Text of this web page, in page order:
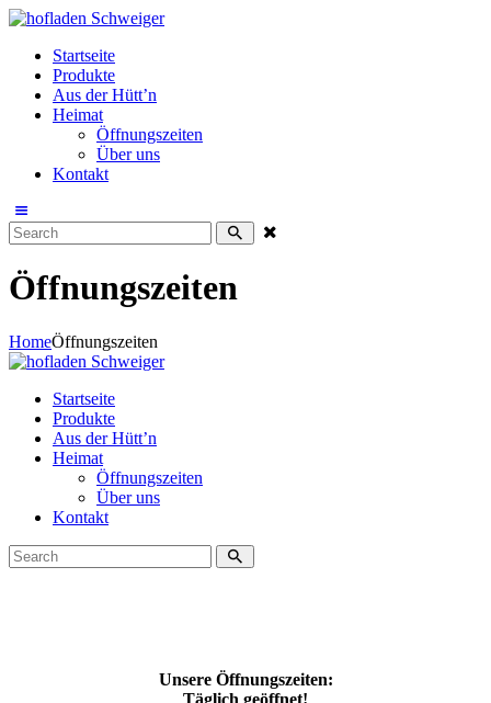
Startseite
Produkte
Aus der Hütt’n
Heimat
Öffnungszeiten
Über uns
Kontakt
Öffnungszeiten
HomeÖffnungszeiten
Startseite
Produkte
Aus der Hütt’n
Heimat
Öffnungszeiten
Über uns
Kontakt
Unsere Öffnungszeiten: